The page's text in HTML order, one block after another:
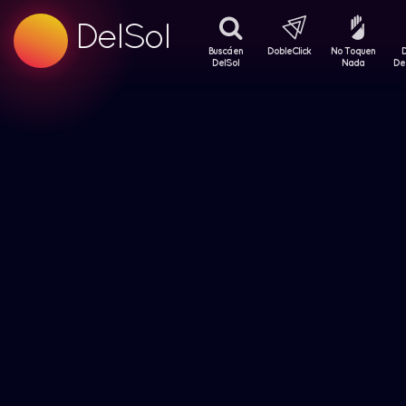
DelSol
99.5 FM
Buscá en
DelSol
DobleClick
No Toquen
Nada